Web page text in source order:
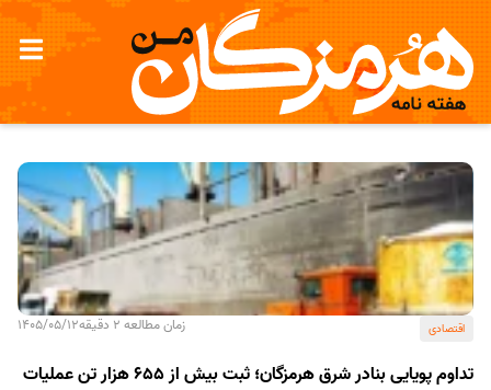
اقتصادی
اقتصادی زمان مطالعه 2 دقیقه 1405/05/12
تداوم پویایی بنادر شرق هرمزگان؛ ثبت بیش از 655 هزار تن عملیات